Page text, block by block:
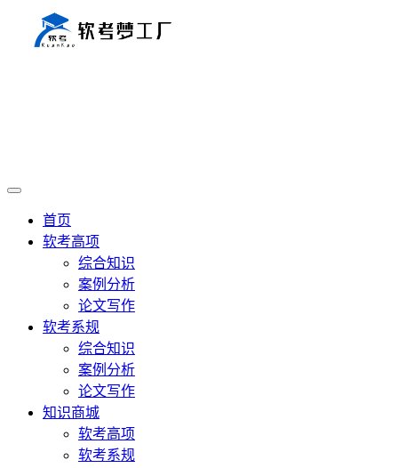
首页
软考高项
综合知识
案例分析
论文写作
软考系规
综合知识
案例分析
论文写作
知识商城
软考高项
软考系规